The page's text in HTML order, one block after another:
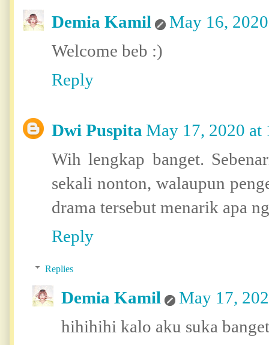
Demia Kamil
May 16,
Welcome beb :)
Reply
Dwi Puspita May 17, 2020 at
Wih lengkap banget.
sekali nonton, walaupun
drama tersebut menarik apa
Reply
Replies
Demia Kamil
May 17,
hihihihi kalo aku suka